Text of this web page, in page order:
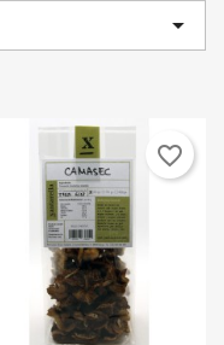

favorite_border